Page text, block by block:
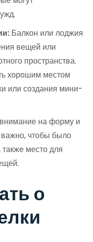
Балкон или лоджия
вещей или
пространства.
хорошим местом
или создания мини-
на форму и
чтобы было
также место для
о